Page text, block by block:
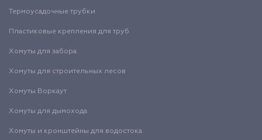
Термоусадочные трубки
Пластиковые крепления для труб
Хомуты для забора
Хомуты для строительных лесов
Хомуты Воркаут
Хомуты для дымохода
Хомуты и кронштейны для водостока